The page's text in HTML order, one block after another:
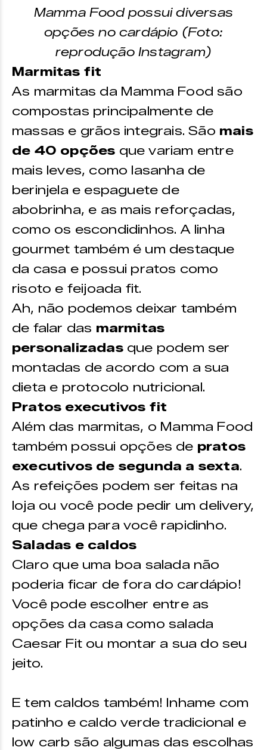
Mamma Food possui diversas
opções no cardápio (Foto:
reprodução Instagram)
Marmitas fit
As marmitas da Mamma Food são
compostas principalmente de
massas e grãos integrais. São mais
de 40 opções que variam entre
mais leves, como lasanha de
berinjela e espaguete de
abobrinha, e as mais reforçadas,
como os escondidinhos. A linha
gourmet também é um destaque
da casa e possui pratos como
risoto e feijoada fit.
Ah, não podemos deixar também
de falar das marmitas
personalizadasque podem ser
montadas de acordo com a sua
dieta e protocolo nutricional.
Pratos executivos fit
Além das marmitas, o Mamma Food
também possui opções de pratos
executivos de segunda a sexta.
As refeições podem ser feitas na
loja ou você pode pedir um delivery,
que chega para você rapidinho.
Saladas e caldos
Claro que uma boa salada não
poderia ficar de fora do cardápio!
Você pode escolher entre as
opções da casa como salada
Caesar Fit ou montar a sua do seu
jeito.
E tem caldos também! Inhame com
patinho e caldo verde tradicional e
low carb são algumas das escolhas